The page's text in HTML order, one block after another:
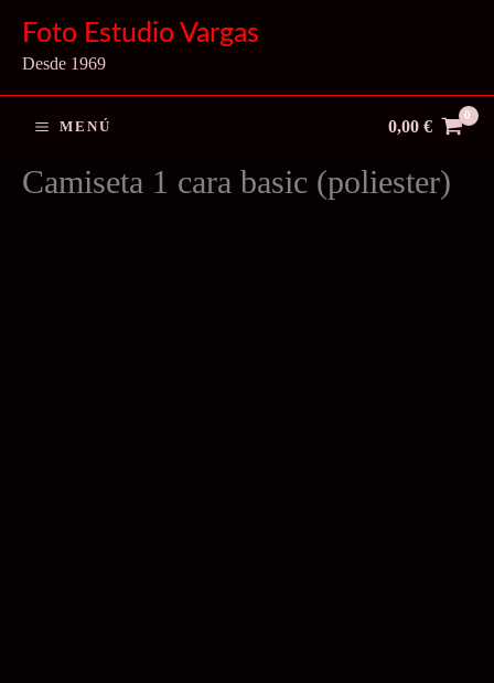
contenido
Foto Estudio Vargas
Desde 1969
MENÚ 0,00 €
Camiseta 1 cara basic (poliester)